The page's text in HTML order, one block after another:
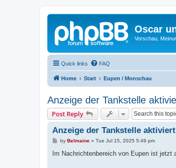
Oscar
Vorschau,
Quick links FAQ
Home Start Eupen / Monschau
Anzeige der Tankstelle
Post Reply
Anzeige der Tankstelle aktiviert
P
s
by Belmaine» Tue Jul 15, 2025 5:49 pm
Im Nachrichtenbereich von Eupen ist jetzt